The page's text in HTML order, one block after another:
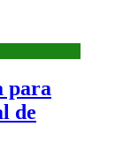
para
de